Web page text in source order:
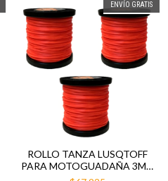
ENVÍO GRATIS
ROLLO TANZA LUSQTOFF
PARA MOTOGUADAÑA 3MM
1KG CUADRADA X 3 UDS